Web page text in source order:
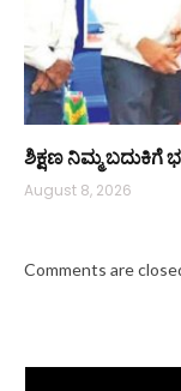
ಶಿಕ್ಷಣ ನಿಮ್ಮ ಬದುಕಿಗೆ
August 8, 2026
Comments are